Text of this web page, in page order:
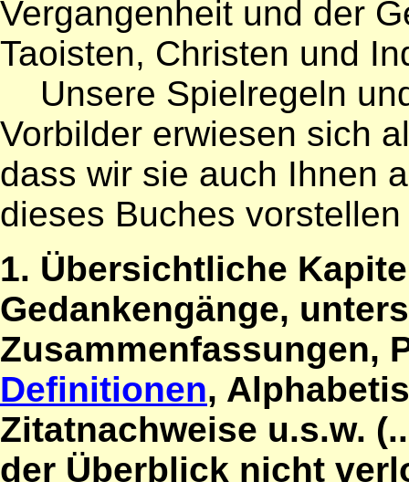
Vergangenheit und der
Taoisten, Christen und
Unsere Spielregeln
Vorbilder erwiesen sich
dass wir sie auch Ihnen
dieses Buches
1. Übersichtliche
Gedankengänge,
Zusammenfassungen,
Definitionen,
Zitatnachweise u.s.w.
der Überblick nicht